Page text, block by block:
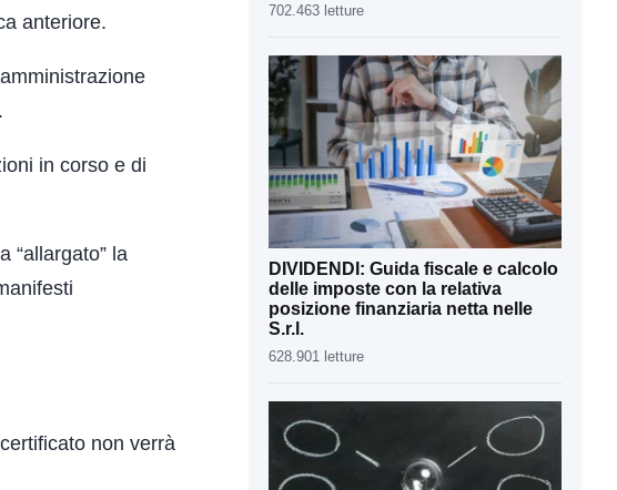
anteriore.
in corso e di
“allargato” la
non verrà
702.463 letture
DIVIDENDI: Guida fiscale e calcolo
delle imposte con la relativa
posizione finanziaria netta nelle
S.r.l.
628.901 letture